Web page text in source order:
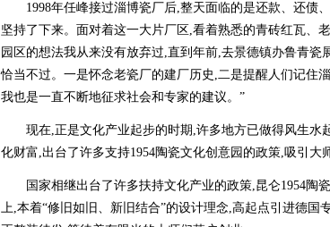
1998年任峰接过淄博瓷厂后,整天面临的是还款、还债
坚持了下来。面对着这一大片厂区,看着熟悉的青砖红瓦、
园区的想法我从来没有放弃过,直到年前,去景德镇办鲁青瓷
恰当不过。一是怀念老瓷厂的建厂历史,二是提醒人们记住
我也是一直不断地征求社会和专家的建议。”
现在,正是文化产业起步的时期,许多地方已做得风生水
化财富,出台了许多支持1954陶瓷文化创意园的政策,吸引大
国家相继出台了许多扶持文化产业的政策,昆仑1954陶
上,本着“修旧如旧、新旧结合”的设计理念,高起点引进德